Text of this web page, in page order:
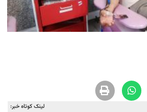
لینک کوتاه خبر: